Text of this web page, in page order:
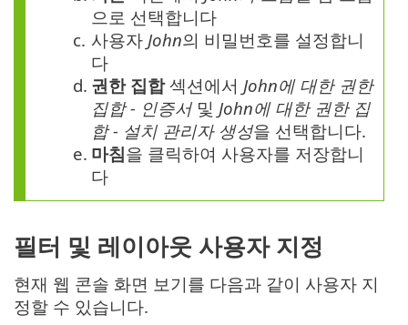
으로 선택합니다
c. 사용자 John의 비밀번호를 설정합니
다
d. 권한 집합섹션에서 John에 대한 권한
집합 - 인증서및 John에 대한 권한 집
합 - 설치 관리자 생성을 선택합니다.
e. 마침을 클릭하여 사용자를 저장합니
다
필터 및 레이아웃 사용자 지정
현재 웹 콘솔 화면 보기를 다음과 같이 사용자 지
정할 수 있습니다.